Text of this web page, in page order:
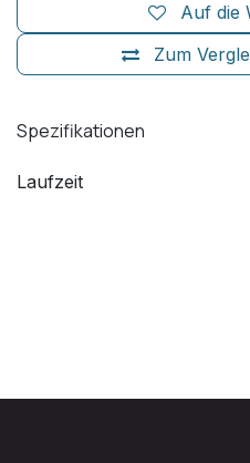
Zum
Auf die
Spezifikationen
Laufzeit